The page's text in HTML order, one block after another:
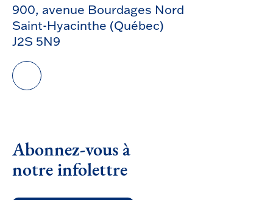
900, avenue Bourdages Nord
Saint-Hyacinthe (Québec)
J2S 5N9
Abonnez-vous à
notre infolettre